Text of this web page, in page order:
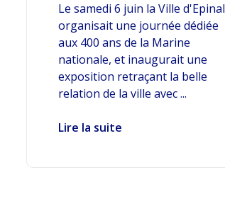
Le samedi 6 juin la Ville d'Epinal
organisait une journée dédiée
aux 400 ans de la Marine
nationale, et inaugurait une
exposition retraçant la belle
relation de la ville avec ...
Lire la suite